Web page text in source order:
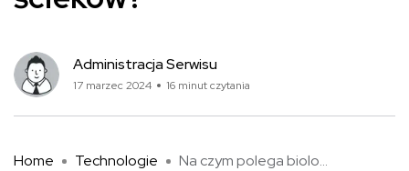
Administracja Serwisu
17 marzec 2024 16 minut czytania
Home Technologie Na czym polega biologiczne oczyszczanie ścieków?